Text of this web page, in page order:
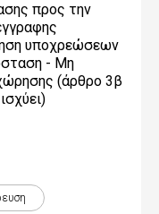
προς την
υποχρεώσεων
- Μη
(άρθρο 3β